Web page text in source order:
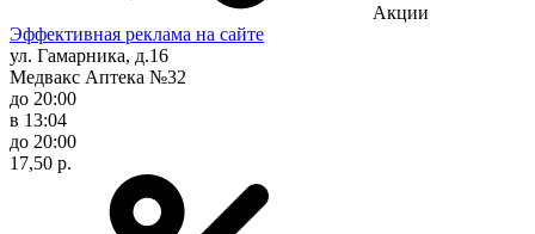
Акции
Эффективная реклама на сайте
ул. Гамарника, д.16
Медвакс Аптека №32
до 20:00
в 13:04
до 20:00
17,50 р.